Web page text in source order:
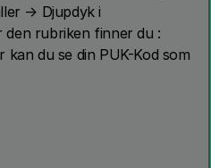
→ Djupdyk i
rubriken finner du :
kan du se din PUK-Kod som